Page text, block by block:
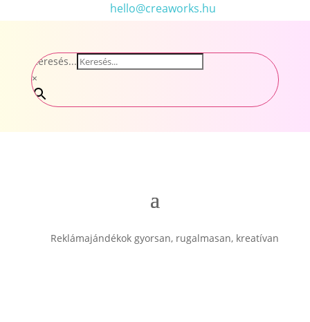
hello@creaworks.hu
Keresés...
×
Reklámajándékok gyorsan, rugalmasan, kreatívan